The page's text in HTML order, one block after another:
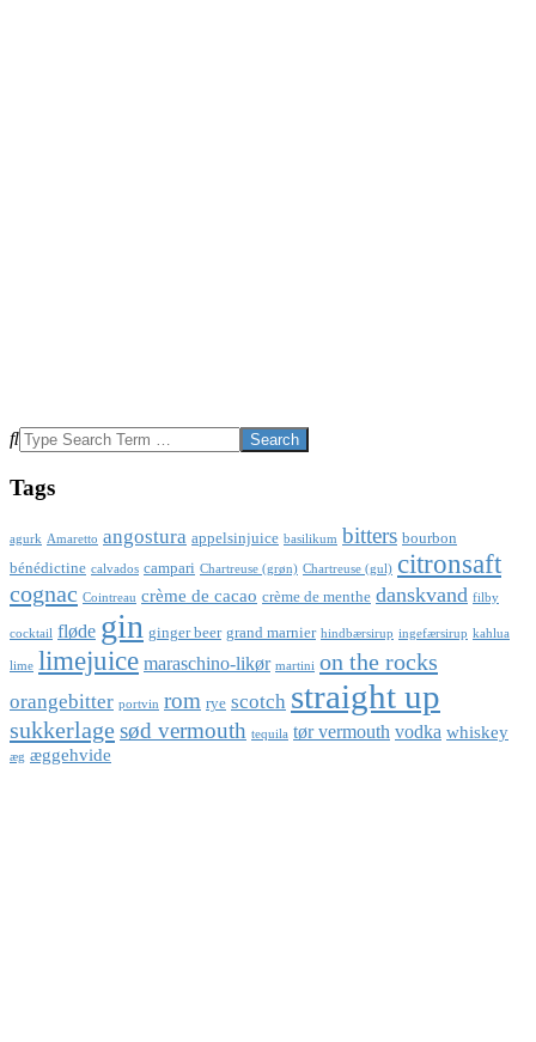
Search
Tags
agurk Amaretto angostura appelsinjuice basilikum bitters bourbon
bénédictine calvados campari Chartreuse (grøn) Chartreuse (gul) citronsaft
cognac Cointreau crème de cacao crème de menthe danskvand filby
cocktail fløde gin ginger beer grand marnier hindbærsirup ingefærsirup kahlua
lime limejuice maraschino-likør martini on the rocks
orangebitter portvin rom rye scotch straight up
sukkerlagesød vermouth tequila tør vermouth vodka whiskey
æg æggehvide